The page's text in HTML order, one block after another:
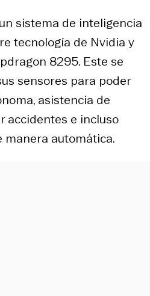
sistema de inteligencia
tecnología de Nvidia y
8295. Este se
sensores para poder
asistencia de
accidentes e incluso
manera automática.